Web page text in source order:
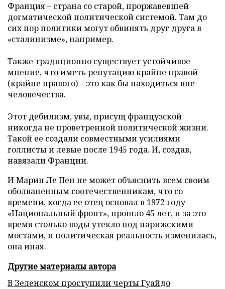
Франция – страна со старой, проржавевшей
догматической политической системой. Там до
сих пор политики могут обвинять друг друга в
«сталинизме», например.
Также традиционно существует устойчивое
мнение, что иметь репутацию крайне правой
(крайне правого) – это как бы находиться вне
человечества.
Этот дебилизм, увы, присущ французской
никогда не проветренной политической жизни.
Такой ее создали совместными усилиями
голлисты и левые после 1945 года. И, создав,
навязали Франции.
И Марин Ле Пен не может объяснить всем своим
оболваненным соотечественникам, что со
времени, когда ее отец основал в 1972 году
«Национальный фронт», прошло 45 лет, и за это
время столько воды утекло под парижскими
мостами, и политическая реальность изменилась,
она иная.
Другие материалы автора
В Зеленском проступили черты Гуайдо